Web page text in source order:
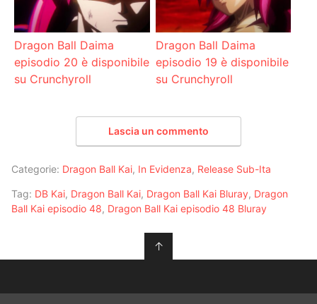
Dragon Ball Daima
episodio 20 è disponibile
su Crunchyroll
Dragon Ball Daima
episodio 19 è disponibile
su Crunchyroll
Lascia un commento
Categorie: Dragon Ball Kai, In Evidenza, Release Sub-Ita
Tag: DB Kai, Dragon Ball Kai, Dragon Ball Kai Bluray, Dragon
Ball Kai episodio 48, Dragon Ball Kai episodio 48 Bluray
↑